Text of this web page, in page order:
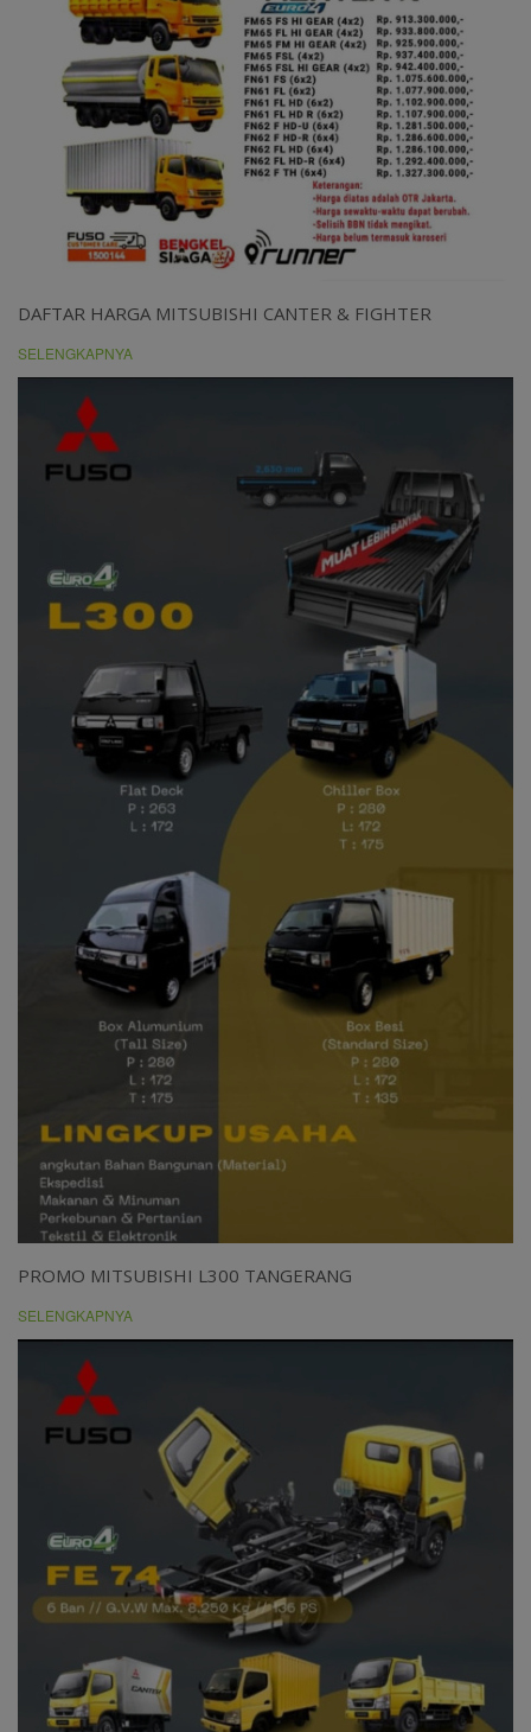
DAFTAR HARGA MITSUBISHI CANTER & FIGHTER
SELENGKAPNYA
PROMO MITSUBISHI L300 TANGERANG
SELENGKAPNYA